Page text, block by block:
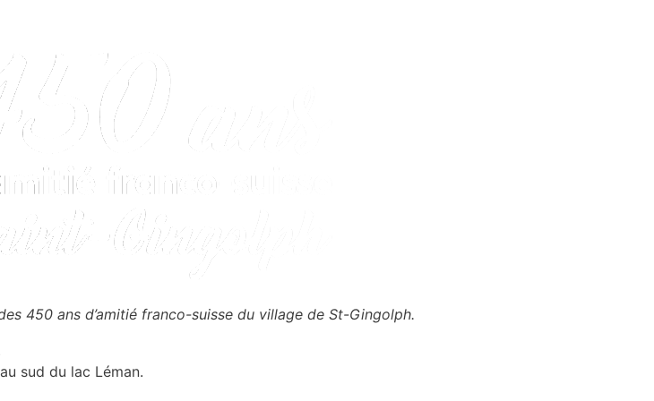
450 ans d’amitié franco-suisse du village de St-Gingolph.
sud du lac Léman.